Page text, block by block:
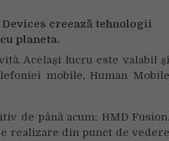
creează tehnologii
planeta.
Același lucru este valabil și
mobile, Human Mobile
de până acum: HMD Fusion.
realizare din punct de vedere